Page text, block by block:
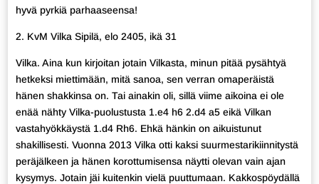
hyvä pyrkiä parhaaseensa!
2. KvM Vilka Sipilä, elo 2405, ikä 31
Vilka. Aina kun kirjoitan jotain Vilkasta, minun pitää pysähtyä
hetkeksi miettimään, mitä sanoa, sen verran omaperäistä
hänen shakkinsa on. Tai ainakin oli, sillä viime aikoina ei ole
enää nähty Vilka-puolustusta 1.e4 h6 2.d4 a5 eikä Vilkan
vastahyökkäystä 1.d4 Rh6. Ehkä hänkin on aikuistunut
shakillisesti. Vuonna 2013 Vilka otti kaksi suurmestarikiinnitystä
peräjälkeen ja hänen korottumisensa näytti olevan vain ajan
kysymys. Jotain jäi kuitenkin vielä puuttumaan. Kakkospöydällä